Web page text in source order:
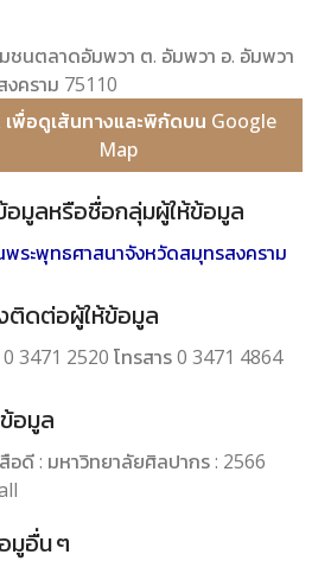
ชนตลาดอัมพวา ต. อัมพวา อ. อัมพวา
งคราม 75110
เพื่อดูเส้นทางและพิกัดบน Google
Map
อมูลหรือชื่อกลุ่มผู้ให้ข้อมูล
พระพุทธศาสนาจังหวัดสมุทรสงคราม
ติดต่อผู้ให้ข้อมูล
3471 2520 โทรสาร 0 3471 4864
อมูล
อดี : มหาวิทยาลัยศิลปากร : 2566
มูอื่น ๆ